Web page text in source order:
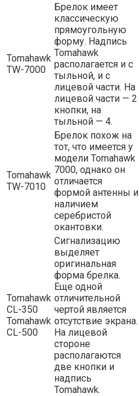
Tomahawk
TW-7000
Брелок имеет
классическую
прямоугольную
форму. Надпись
Tomahawk
располагается и с
тыльной, и с
лицевой части. На
лицевой части — 2
кнопки, на
тыльной — 4.
Tomahawk
TW-7010
Брелок похож на
тот, что имеется у
модели Tomahawk
7000, однако он
отличается
формой антенны и
наличием
серебристой
окантовки.
Tomahawk
CL-350
Tomahawk
CL-500
Сигнализацию
выделяет
оригинальная
форма брелка.
Еще одной
отличительной
чертой является
отсутствие экрана.
На лицевой
стороне
располагаются
две кнопки и
надпись
Tomahawk.